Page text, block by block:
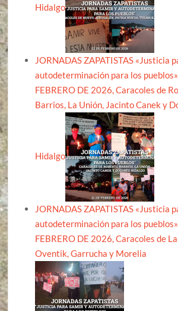
Hidalgo
JORNADAS ZAPATISTAS «Justicia
autodeterminación para los
FEBRERO DE 2026, Caracoles de
Barrios, La Unión, Jacinto Canek y
Hidalgo
JORNADAS ZAPATISTAS «Justicia
autodeterminación para los
FEBRERO DE 2026, Caracoles de
Oventik, Garrucha y Morelia